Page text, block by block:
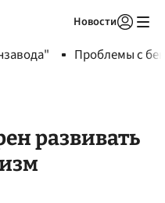
Новости
Проблемы с
развивать